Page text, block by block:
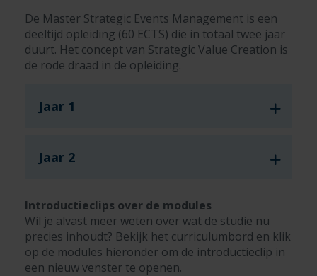
De Master Strategic Events Management is een
deeltijd opleiding (60 ECTS) die in totaal twee jaar
duurt. Het concept van Strategic Value Creation is
de rode draad in de opleiding.
Jaar 1
Jaar 2
Introductieclips over de modules
Wil je alvast meer weten over wat de studie nu
precies inhoudt? Bekijk het curriculumbord en klik
op de modules hieronder om de introductieclip in
een nieuw venster te openen.